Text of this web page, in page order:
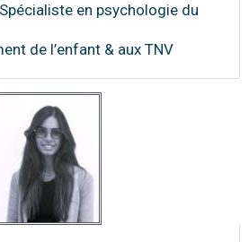
en psychologie du
de l’enfant & aux TNV